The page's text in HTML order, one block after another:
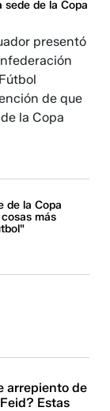
de la Copa
presentó
de que
la Copa
de la Copa
más
arrepiento de
Estas